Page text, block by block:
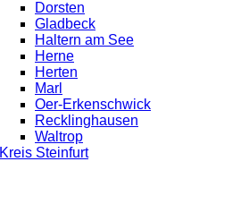
Dorsten
Gladbeck
Haltern am See
Herne
Herten
Marl
Oer-Erkenschwick
Recklinghausen
Waltrop
Kreis Steinfurt